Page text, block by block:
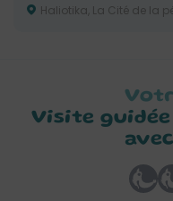
Haliotika, La Cité de la
Visite